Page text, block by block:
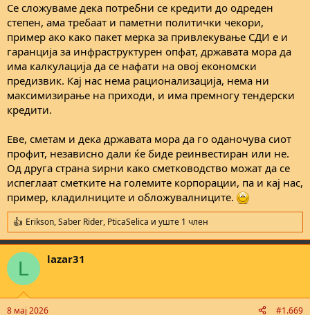
Се сложуваме дека потребни се кредити до одреден
степен, ама требаат и паметни политички чекори,
пример ако како пакет мерка за привлекување СДИ е и
гаранција за инфраструктурен опфат, државата мора да
има калкулација да се нафати на овој економски
предизвик. Кај нас нема рационализација, нема ни
максимизирање на приходи, и има премногу тендерски
кредити.
Еве, сметам и дека државата мора да го оданочува сиот
профит, независно дали ќе биде реинвестиран или не.
Од друга страна ѕирни како сметководство можат да се
испеглаат сметките на големите корпорации, па и кај нас,
пример, кладилниците и обложувалниците.
R
e
a
c
i
Erikson,Saber Rider, PticaSelica и уште 1 член
L lazar31
8 мај 2026 #1.669